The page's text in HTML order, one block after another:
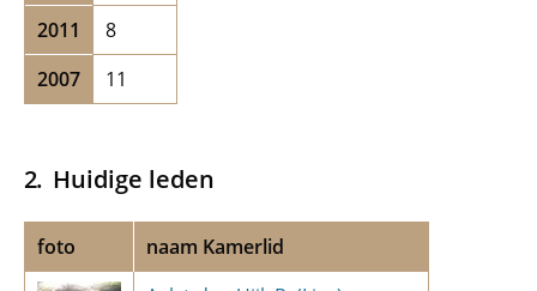
2011
8
2007
11
Huidige leden
foto
naam Kamerlid